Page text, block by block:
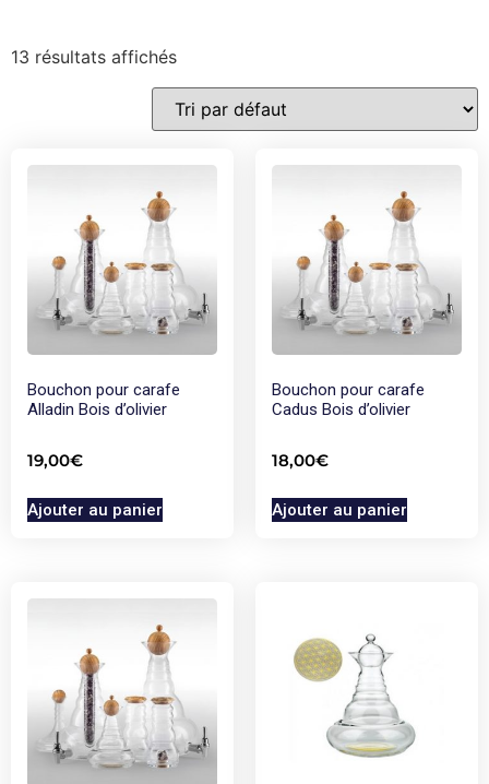
13 résultats affichés
Bouchon pour carafe
Alladin Bois d’olivier
19,00€
Ajouter au panier
Bouchon pour carafe
Cadus Bois d’olivier
18,00€
Ajouter au panier